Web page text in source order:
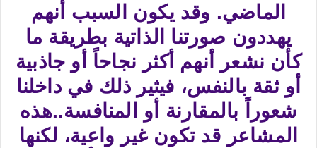
الماضي. وقد يكون السبب أنهم
يهددون صورتنا الذاتية بطريقة ما
كأن نشعر أنهم أكثر نجاحاً أو جاذبية
أو ثقة بالنفس، فيثير ذلك في داخلنا
شعوراً بالمقارنة أو المنافسة..هذه
المشاعر قد تكون غير واعية، لكنها